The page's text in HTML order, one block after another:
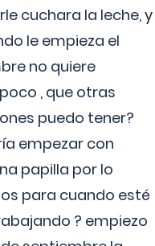
cuchara la leche, y
le empieza el
no quiere
, que otras
puedo tener?
empezar con
papilla por lo
para cuando esté
? empiezo